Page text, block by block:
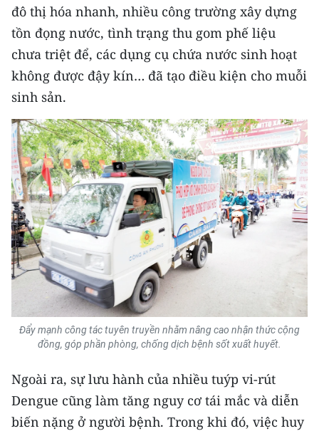
Đông Nam Bộ
Đồng bằng sông Cửu Long
Chuyên trang Hà Nội
CHUYÊN ĐỀ
CÁC CHUYÊN TRANG
VỀ BÁO NHÂN DÂN
THỜI NAY
NHÂN DÂN CUỐI TUẦN
NHÂN DÂN HẰNG THÁNG
ĐỌC BÁO IN
đô thị hóa nhanh, nhiều công trường xây dựng
tồn đọng nước, tình trạng thu gom phế liệu
chưa triệt để, các dụng cụ chứa nước sinh hoạt
không được đậy kín… đã tạo điều kiện cho muỗi
sinh sản.
Đẩy mạnh công tác tuyên truyền nhằm nâng cao nhận thức cộng
đồng, góp phần phòng, chống dịch bệnh sốt xuất huyết.
Ngoài ra, sự lưu hành của nhiều tuýp vi-rút
Dengue cũng làm tăng nguy cơ tái mắc và diễn
biến nặng ở người bệnh. Trong khi đó, việc huy